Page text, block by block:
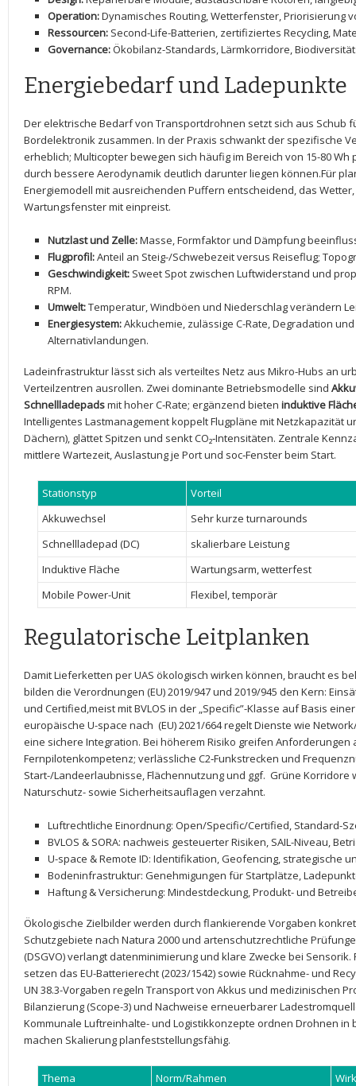
Operation:Dynamisches Routing,‍ Wetterfenster, ​Priorisierung⁤
Ressourcen: Second-Life-Batterien, ​zertifiziertes Recycling,
Governance:Ökobilanz-Standards, Lärmkorridore,
Energiebedarf und ⁢Ladepunkte
Der ⁢elektrische Bedarf von Transportdrohnen setzt sich aus ‍Schub
Bordelektronik zusammen. ‌In der ⁤Praxis schwankt der spezifische
erheblich; Multicopter bewegen sich häufig⁣ im Bereich von 15-80
durch bessere Aerodynamik deutlich‌ darunter liegen können.Für
Energiemodell mit ausreichenden Puffern⁤ entscheidend, das⁢
Wartungsfenster⁢ mit einpreist.
Nutzlast und ⁢Zelle:Masse, Formfaktor und Dämpfung‍
Flugprofil:Anteil an Steig-/Schwebezeit versus Reiseflug;
Geschwindigkeit: Sweet ‌Spot zwischen Luftwiderstand ⁤und
RPM.
Umwelt:Temperatur, Windböen und Niederschlag‌ verändern
Energiesystem:Akkuchemie, zulässige C-Rate, Degradation
Alternativlandungen.
Ladeinfrastruktur lässt sich als verteiltes ‌Netz aus Mikro-Hubs an
Verteilzentren ausrollen. Zwei‍ dominante Betriebsmodelle sind⁣
Schnellladepads⁢mit ‌hoher ⁤C‑Rate; ⁤ergänzend bieten induktive
Intelligentes ‌Lastmanagement koppelt Flugpläne mit Netzkapazität
Dächern), glättet Spitzen und senkt CO₂‑Intensitäten. Zentrale
mittlere Wartezeit,⁤ Auslastung je Port ‌und soc‑Fenster beim Start.
Stationstyp
Vorteil
Akkuwechsel
Sehr kurze turnarounds
Schnellladepad⁢ (DC)
skalierbare Leistung
Induktive Fläche
Wartungsarm, wetterfest
Mobile Power-Unit
Flexibel, temporär
Regulatorische ‍Leitplanken
Damit Lieferketten‌ per UAS ökologisch wirken können, ⁤braucht⁣ es
bilden die Verordnungen (EU) 2019/947und 2019/945 den Kern:
und Certified ,meist mitBVLOS in der⁢ „Specific”-Klasse auf⁣ Basis
europäische U-space nach ⁣ (EU) 2021/664regelt Dienste wie
eine sichere Integration. Bei⁢ höherem Risiko greifen Anforderungen
Fernpilotenkompetenz; verlässliche C2‑Funkstrecken und
Start-/Landeerlaubnisse, Flächennutzung und ⁤ggf. ⁤ Grüne⁤ Korridore
Naturschutz- sowie Sicherheitsauflagen verzahnt.
Luftrechtliche⁤ Einordnung: Open/Specific/Certified, Standard-
BVLOS &​ SORA: nachweis gesteuerter Risiken, ‍SAIL-Niveau,
U-space ​& Remote ID: Identifikation, Geofencing, strategische⁣
Bodeninfrastruktur: Genehmigungen für Startplätze,
Haftung & Versicherung: ​Mindestdeckung, Produkt- und⁢
Ökologische Zielbilder werden durch flankierende Vorgaben
Schutzgebiete ‌nach Natura 2000und artenschutzrechtliche
(DSGVO)‍verlangt datenminimierung und ⁣klare⁣ Zwecke bei
setzen das EU-Batterierecht (2023/1542) sowie ‍Rücknahme- und
UN 38.3-Vorgaben regeln ⁢Transport von Akkus und⁢ medizinischen
Bilanzierung (Scope-3) und ‍Nachweise ‍erneuerbarer
Kommunale Luftreinhalte-​ und Logistikkonzepte ordnen Drohnen
machen Skalierung planfeststellungsfähig.
Thema Norm/Rahmen